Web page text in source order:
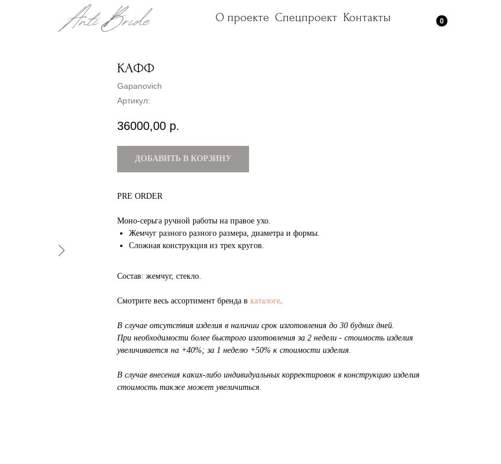
0
О проекте Спецпроект Контакты
О проекте Спецпроект Контакты
КАФФ
Gapanovich
Артикул:
36000,00 р.
ДОБАВИТЬ В КОРЗИНУ
PRE ORDER
Моно-серьга ручной работы на правое ухо.
Жемчуг разного разного размера, диаметра и формы.
Сложная конструкция из трех кругов.
Состав: жемчуг, стекло.
Смотрите весь ассортимент бренда в каталоге.
В случае отсутствия изделия в наличии срок изготовления до 30 будних дней.
При необходимости более быстрого изготовления за 2 недели - стоимость изделия
увеличивается на +40%; за 1 неделю +50% к стоимости изделия.
В случае внесения каких-либо индивидуальных корректировок в конструкцию изделия
стоимость также может увеличиться.